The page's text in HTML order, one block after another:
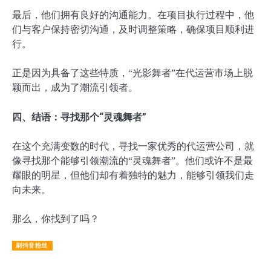
最后，他们拥有良好的沟通能力。在项目执行过程中，他
们与客户保持密切沟通，及时调整策略，确保项目顺利进
行。
正是因为具备了这些特质，“光影舞者”在代运营市场上脱
颖而出，成为了潮流引领者。
四、结语：寻找那个“灵魂舞者”
在这个充满变数的时代，寻找一家优秀的代运营公司，就
像寻找那个能够引领潮流的“灵魂舞者”。他们或许不是最
耀眼的明星，但他们却有着独特的魅力，能够引领我们走
向未来。
那么，你找到了吗？
刷抖音粉丝